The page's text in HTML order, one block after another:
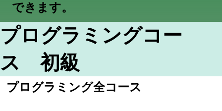
できます。
プログラミングコー
ス 初級
プログラミング全コース